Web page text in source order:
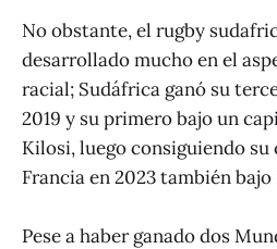
No obstante, el rugby
desarrollado mucho en el
racial; Sudáfrica ganó su
2019 y su primero bajo un
Kilosi, luego consiguiendo
Francia en 2023 también
Pese a haber ganado dos